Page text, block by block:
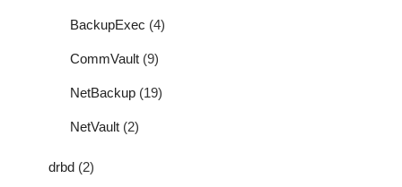
BackupExec (4)
CommVault (9)
NetBackup (19)
NetVault (2)
drbd (2)